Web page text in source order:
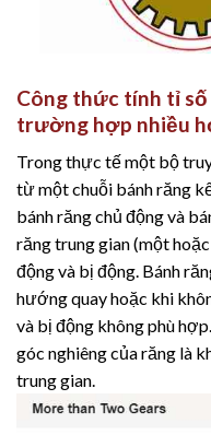
Công thức tính tỉ
trường hợp nhiều
Trong thực tế một bộ
từ một chuỗi bánh răng
bánh răng chủ động và
răng trung gian (một
động và bị động. Bánh
hướng quay hoặc khi
và bị động không phù
góc nghiêng của răng là
trung gian.